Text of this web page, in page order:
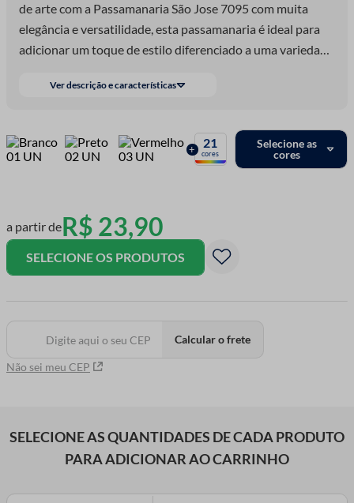
de arte com a Passamanaria São Jose 7095 com muita
elegância e versatilidade, esta passamanaria é ideal para
adicionar um toque de estilo diferenciado a uma variedade
este aviamento é perfeito para adornar roupas, cortinas,
com um toque sofisticado. Seja costurando bordas de
peças de vestuário, decorando cortinas, realçando
almofadas ou integrando em projetos de patchwork, a
Explore sua imaginação e dê vida a seus projetos com este
detalhe encantador.
Ver descrição e características
+ 21
cores
Selecione as
cores
a partir deR$ 23,90
SELECIONE OS PRODUTOS
Não sei meu CEP
Calcular o frete
SELECIONE AS QUANTIDADES DE CADA PRODUTO
PARA ADICIONAR AO CARRINHO